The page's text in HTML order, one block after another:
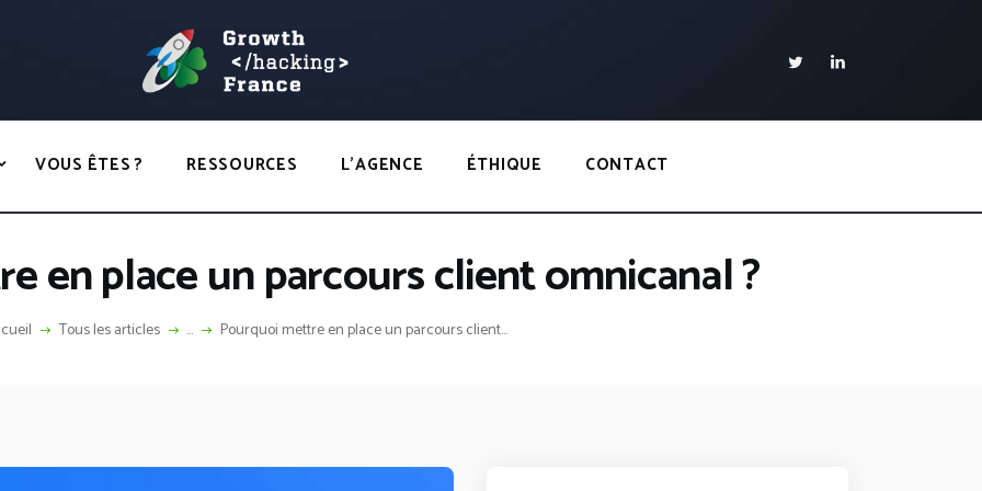
VOUS ÊTES ? RESSOURCES L’AGENCE ÉTHIQUE CONTACT
en place un parcours client omnicanal ?
Tous les articles ... Pourquoi mettre en place un parcours client...
GROWTH HACKING FRANCE
ÊTES ?